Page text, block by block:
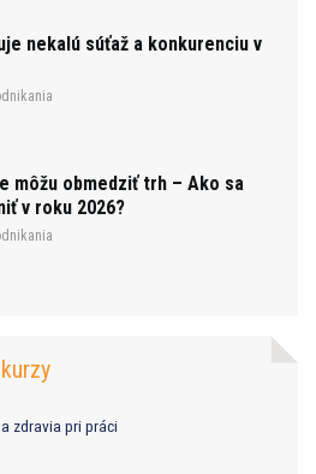
nekalú súťaž a konkurenciu v
môžu obmedziť trh – Ako sa
v roku 2026?
zdravia pri práci